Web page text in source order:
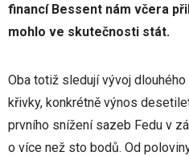
financí Bessent nám včera
mohlo ve skutečnosti stát.
Oba totiž sledují vývoj
křivky, konkrétně výnos
prvního snížení sazeb Fedu v
o více než sto bodů. Od